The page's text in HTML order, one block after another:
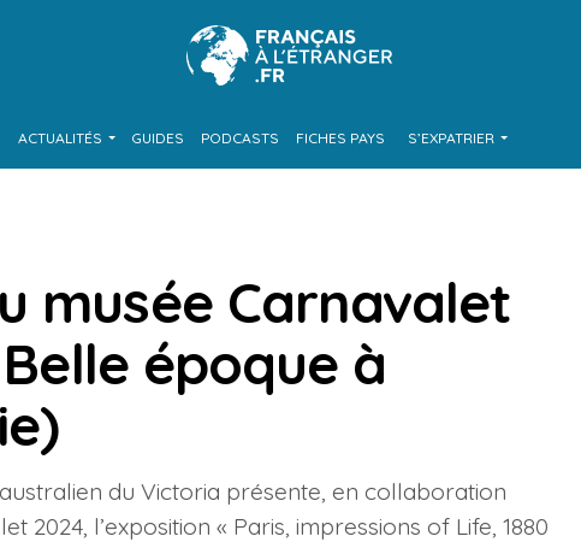
ACTUALITÉS GUIDES PODCASTS FICHES PAYS S’EXPATRIER
musée Carnavalet
époque à
du Victoria présente, en collaboration
2024, l’exposition « Paris, impressions of Life, 1880